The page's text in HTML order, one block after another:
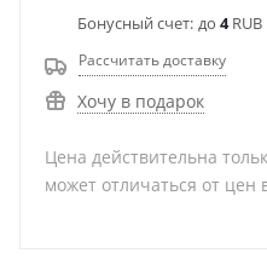
Бонусный счет: до 4RUB
Рассчитать доставку
Хочу в подарок
Цена действительна
может отличаться от